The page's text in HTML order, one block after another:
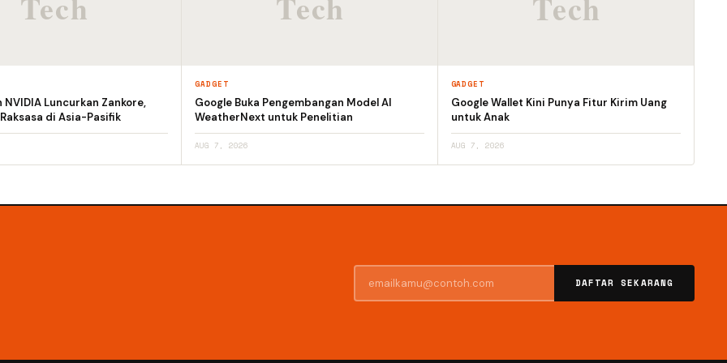
Luncurkan Zankore,
di Asia-Pasifik
GADGET
Google Buka Pengembangan Model AI
WeatherNext untuk Penelitian
AUG 7, 2026
GADGET
Google Wallet Kini Punya Fitur Kirim Uang
untuk Anak
AUG 7, 2026
DAFTAR SEKARANG